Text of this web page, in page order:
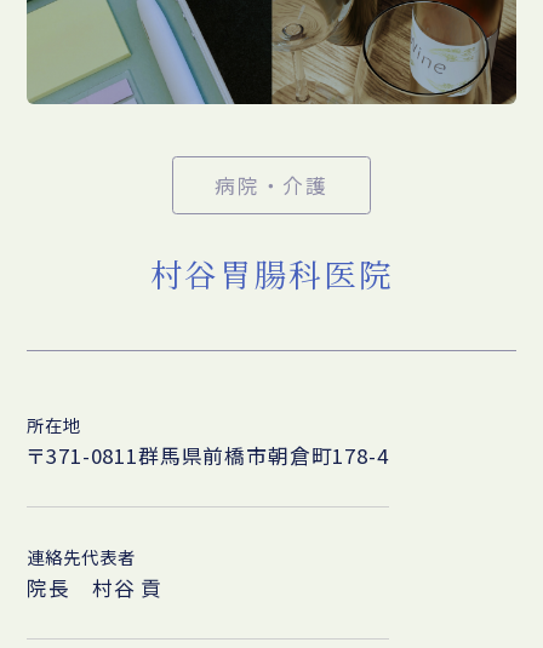
病院・介護
村谷胃腸科医院
所在地
〒371-0811群馬県前橋市朝倉町178-4
連絡先代表者
院長 村谷 貢